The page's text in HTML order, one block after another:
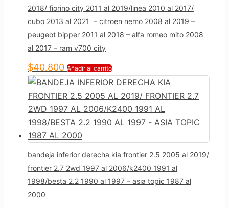
2018/ fiorino city 2011 al 2019/linea 2010 al 2017/
cubo 2013 al 2021 – citroen nemo 2008 al 2019 –
peugeot bipper 2011 al 2018 – alfa romeo mito 2008
al 2017 – ram v700 city
$40.800 Añadir al carrito
bandeja inferior derecha kia frontier 2.5 2005 al 2019/
frontier 2.7 2wd 1997 al 2006/k2400 1991 al
1998/besta 2.2 1990 al 1997 – asia topic 1987 al
2000